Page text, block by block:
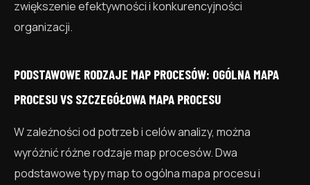
zwiększenie efektywności i konkurencyjności
organizacji.
PODSTAWOWE RODZAJE MAP PROCESÓW: OGÓLNA MAPA
PROCESU VS SZCZEGÓŁOWA MAPA PROCESU
W zależności od potrzeb i celów analizy, można
wyróżnić różne rodzaje map procesów. Dwa
podstawowe typy map to ogólna mapa procesu i